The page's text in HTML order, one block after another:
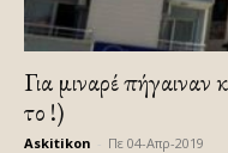
Για μιναρέ πήγαιναν
το !)
Askitikon Πε 04-Απρ-2019